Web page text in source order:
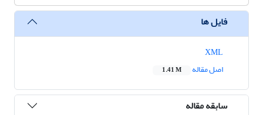
فایل ها
اصل مقاله
1.41 M
سابقه مقاله